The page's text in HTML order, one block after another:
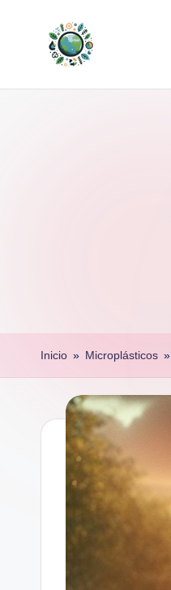
content
Inicio » Microplásticos »